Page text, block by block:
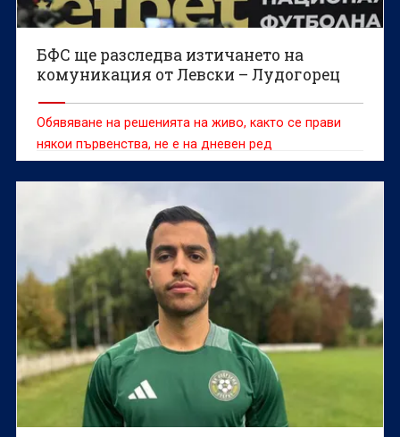
БФС ще разследва изтичането на
комуникация от Левски – Лудогорец
Обявяване на решенията на живо, както се прави
някои първенства, не е на дневен ред